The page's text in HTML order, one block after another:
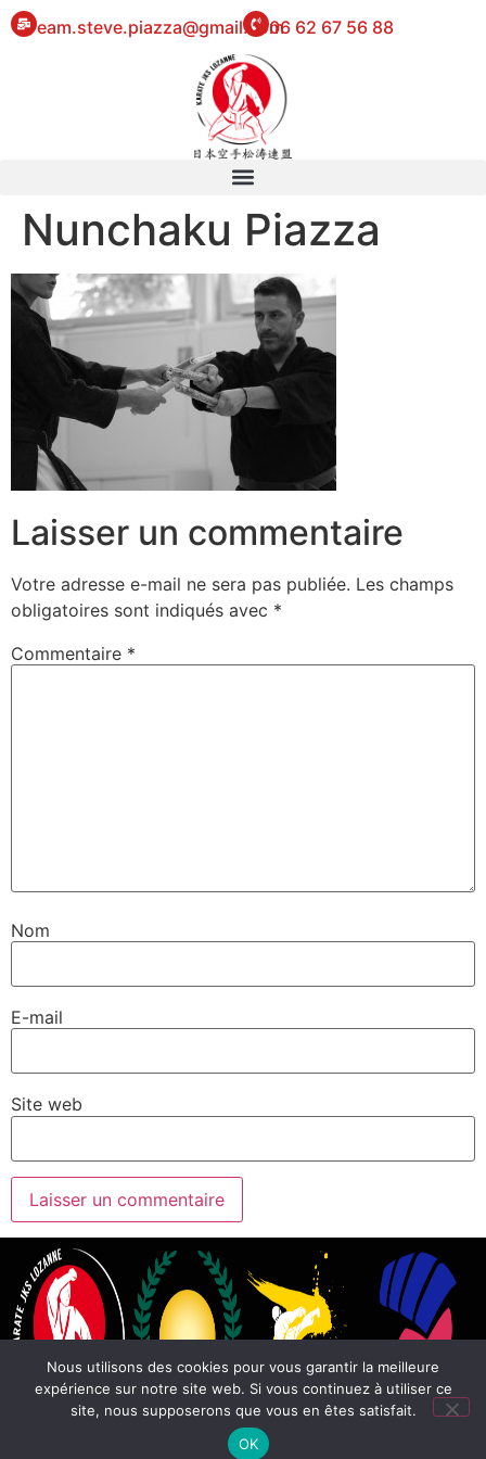
eam.steve.piazza@gmail.com06 62 67 56 88
Nunchaku Piazza
Laisser un commentaire
Votre adresse e-mail ne sera pas publiée. Les champs
obligatoires sont indiqués avec *
Commentaire *
Nom
E-mail
Site web
Nous utilisons des cookies pour vous garantir la meilleure
expérience sur notre site web. Si vous continuez à utiliser ce
site, nous supposerons que vous en êtes satisfait.
OK